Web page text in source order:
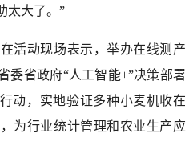
太大了。”
活动现场表示，举办在线测产
委省政府“人工智能+”决策部署
动，实地验证多种小麦机收在
为行业统计管理和农业生产应